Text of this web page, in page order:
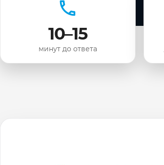
10–15
минут до ответа